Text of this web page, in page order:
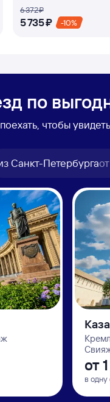
6 ⁠372 ⁠₽
5 ⁠735 ⁠₽ -10%
по
чтобы
Санкт-Петербургаот
от
в одну